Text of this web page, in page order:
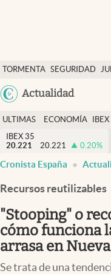
TORMENTA SEGURIDAD
Actualidad
Economía y finanzas
Política
Actualidad
Criptomonedas
España
ULTIMAS
NOTICIAS
ECONOMÍA
FINANZAS
IBEX
EURO
IBEX 35
20.221
20.221 0.20%
Cronista España
Recursos reutilizables
"Stooping" o
cómo funciona
arrasa en
Se trata de una